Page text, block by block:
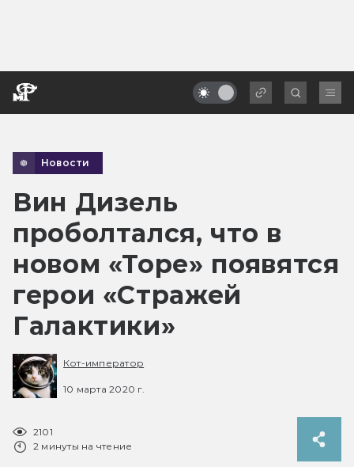
Новости
Вин Дизель
проболтался, что в
новом «Торе» появятся
герои «Стражей
Галактики»
Кот-император
10 марта 2020 г.
2101
2 минуты на чтение